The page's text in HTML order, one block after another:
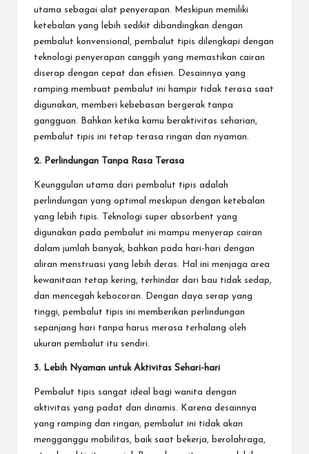
utama sebagai alat penyerapan. Meskipun memiliki
ketebalan yang lebih sedikit dibandingkan dengan
pembalut konvensional, pembalut tipis dilengkapi dengan
teknologi penyerapan canggih yang memastikan cairan
diserap dengan cepat dan efisien. Desainnya yang
ramping membuat pembalut ini hampir tidak terasa saat
digunakan, memberi kebebasan bergerak tanpa
gangguan. Bahkan ketika kamu beraktivitas seharian,
pembalut tipis ini tetap terasa ringan dan nyaman.
2. Perlindungan Tanpa Rasa Terasa
Keunggulan utama dari pembalut tipis adalah
perlindungan yang optimal meskipun dengan ketebalan
yang lebih tipis. Teknologi super absorbent yang
digunakan pada pembalut ini mampu menyerap cairan
dalam jumlah banyak, bahkan pada hari-hari dengan
aliran menstruasi yang lebih deras. Hal ini menjaga area
kewanitaan tetap kering, terhindar dari bau tidak sedap,
dan mencegah kebocoran. Dengan daya serap yang
tinggi, pembalut tipis ini memberikan perlindungan
sepanjang hari tanpa harus merasa terhalang oleh
ukuran pembalut itu sendiri.
3. Lebih Nyaman untuk Aktivitas Sehari-hari
Pembalut tipis sangat ideal bagi wanita dengan
aktivitas yang padat dan dinamis. Karena desainnya
yang ramping dan ringan, pembalut ini tidak akan
mengganggu mobilitas, baik saat bekerja, berolahraga,